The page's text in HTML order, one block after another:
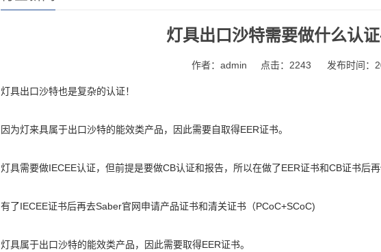
灯具出口沙特需要做什么认
作者：admin 点击：2243 发布时间：
灯具出口沙特也是复杂的认证！
因为灯来具属于出口沙特的能效类产品，因此需要自取得EER证书。
灯具需要做IECEE认证，但前提是要做CB认证和报告，所以在做了EER证书和CB证书后再
有了IECEE证书后再去Saber官网申请产品证书和清关证书（PCoC+SCoC)
灯具属于出口沙特的能效类产品，因此需要取得EER证书。